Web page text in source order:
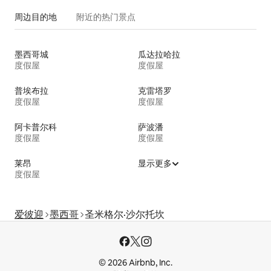
周边目的地 附近的热门景点
墨西哥城
度假屋
瓜达拉哈拉
度假屋
普埃布拉
度假屋
克雷塔罗
度假屋
阿卡普尔科
度假屋
萨波潘
度假屋
莱昂
度假屋
显示更多
爱彼迎 墨西哥 圣米格尔·沙尔托坎
© 2026 Airbnb, Inc.